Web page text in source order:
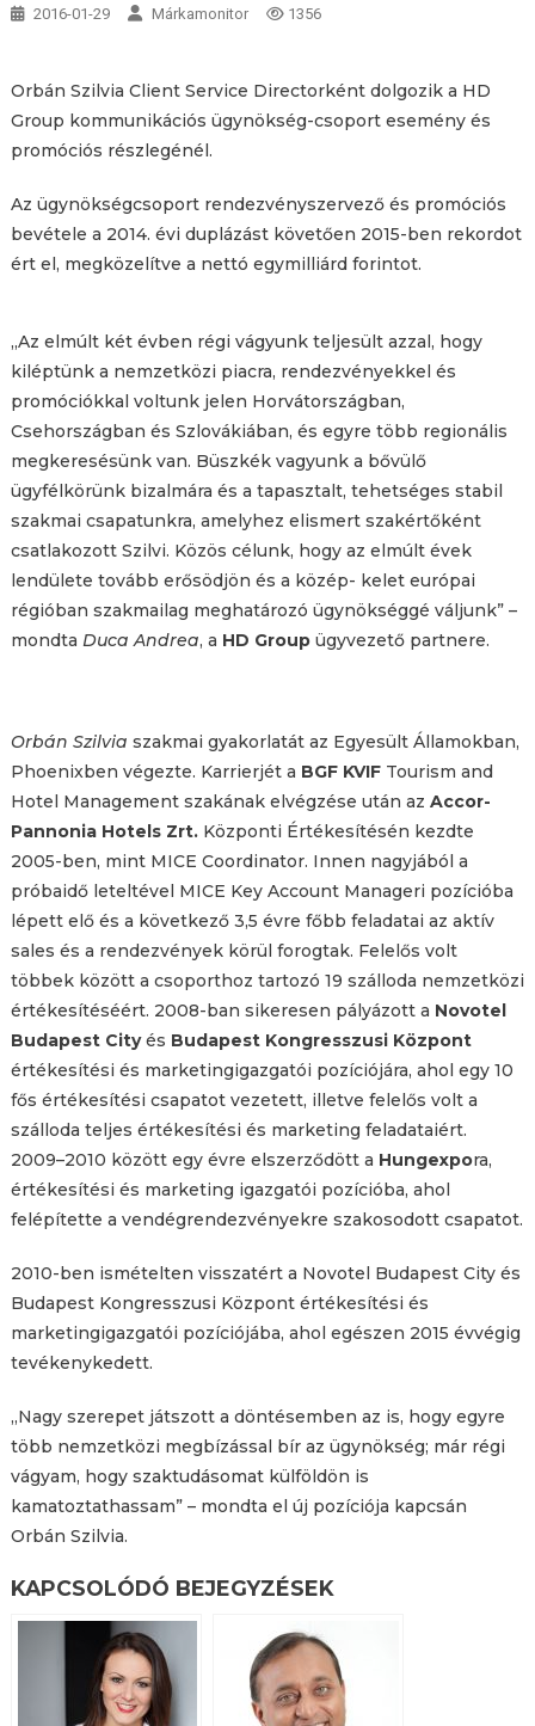
2016-01-29 Márkamonitor 1356
Orbán Szilvia Client Service Directorként dolgozik a HD
Group kommunikációs ügynökség-csoport esemény és
promóciós részlegénél.
Az ügynökségcsoport rendezvényszervező és promóciós
bevétele a 2014. évi duplázást követően 2015-ben rekordot
ért el, megközelítve a nettó egymilliárd forintot.
„Az elmúlt két évben régi vágyunk teljesült azzal, hogy
kiléptünk a nemzetközi piacra, rendezvényekkel és
promóciókkal voltunk jelen Horvátországban,
Csehországban és Szlovákiában, és egyre több regionális
megkeresésünk van. Büszkék vagyunk a bővülő
ügyfélkörünk bizalmára és a tapasztalt, tehetséges stabil
szakmai csapatunkra, amelyhez elismert szakértőként
csatlakozott Szilvi. Közös célunk, hogy az elmúlt évek
lendülete tovább erősödjön és a közép- kelet európai
régióban szakmailag meghatározó ügynökséggé váljunk” –
mondta Duca Andrea, a HD Groupügyvezető partnere.
Orbán Szilvia szakmai gyakorlatát az Egyesült Államokban,
Phoenixben végezte. Karrierjét a BGF KVIFTourism and
Hotel Management szakának elvégzése után az Accor-
Pannonia Hotels Zrt.Központi Értékesítésén kezdte
2005-ben, mint MICE Coordinator. Innen nagyjából a
próbaidő leteltével MICE Key Account Manageri pozícióba
lépett elő és a következő 3,5 évre főbb feladatai az aktív
sales és a rendezvények körül forogtak. Felelős volt
többek között a csoporthoz tartozó 19 szálloda nemzetközi
értékesítéséért. 2008-ban sikeresen pályázott a Novotel
Budapest Cityés Budapest Kongresszusi Központ
értékesítési és marketingigazgatói pozíciójára, ahol egy 10
fős értékesítési csapatot vezetett, illetve felelős volt a
szálloda teljes értékesítési és marketing feladataiért.
2009–2010 között egy évre elszerződött a Hungexpora,
értékesítési és marketing igazgatói pozícióba, ahol
felépítette a vendégrendezvényekre szakosodott csapatot.
2010-ben ismételten visszatért a Novotel Budapest City és
Budapest Kongresszusi Központ értékesítési és
marketingigazgatói pozíciójába, ahol egészen 2015 évvégig
tevékenykedett.
„Nagy szerepet játszott a döntésemben az is, hogy egyre
több nemzetközi megbízással bír az ügynökség; már régi
vágyam, hogy szaktudásomat külföldön is
kamatoztathassam” – mondta el új pozíciója kapcsán
Orbán Szilvia.
KAPCSOLÓDÓ BEJEGYZÉSEK